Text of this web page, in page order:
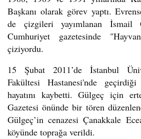
Başkanı olarak görev yaptı.
de çizgileri yayımlanan İsmail
Cumhuriyet gazetesinde
çiziyordu.
15 Şubat 2011’de İstanbul
Fakültesi Hastanesi'nde
hayatını kaybetti. Gülgeç için
Gazetesi önünde bir tören
Gülgeç’in cenazesi Çanakkale
köyünde toprağa verildi.